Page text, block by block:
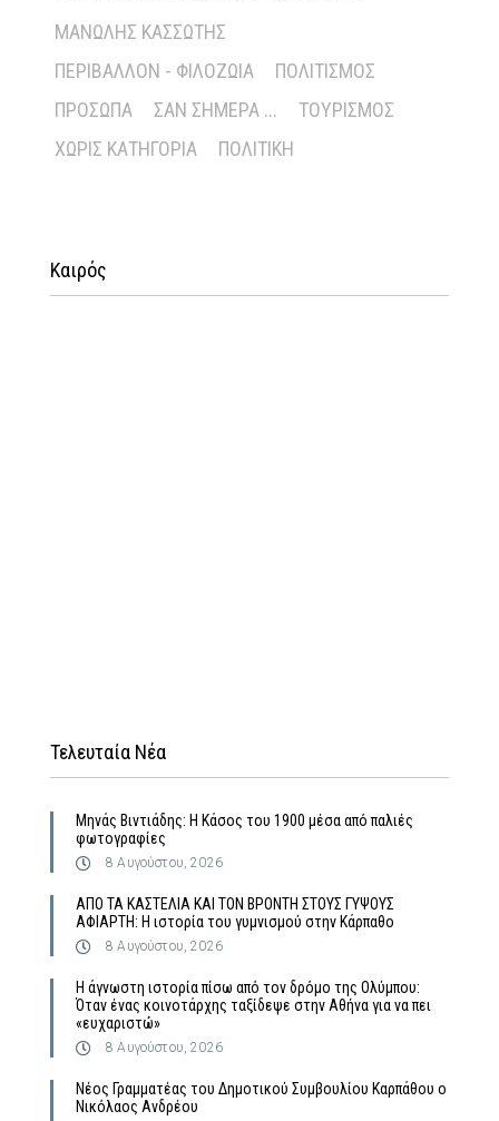
ΜΑΝΏΛΗΣ ΚΑΣΣΏΤΗΣ
ΠΕΡΙΒΆΛΛΟΝ - ΦΙΛΟΖΩΊΑ
ΠΟΛΙΤΙΣΜΌΣ
ΠΡΌΣΩΠΑ
ΣΑΝ ΣΉΜΕΡΑ ...
ΤΟΥΡΙΣΜΌΣ
ΧΩΡΊΣ ΚΑΤΗΓΟΡΊΑ
ΠΟΛΙΤΙΚΉ
Καιρός
Τελευταία Νέα
Μηνάς Βιντιάδης: Η Κάσος του 1900 μέσα από παλιές
φωτογραφίες
8 Αυγούστου, 2026
ΑΠΟ ΤΑ ΚΑΣΤΕΛΙΑ ΚΑΙ ΤΟΝ ΒΡΟΝΤΗ ΣΤΟΥΣ ΓΥΨΟΥΣ
ΑΦΙΑΡΤΗ: Η ιστορία του γυμνισμού στην Κάρπαθο
8 Αυγούστου, 2026
Η άγνωστη ιστορία πίσω από τον δρόμο της Ολύμπου:
Όταν ένας κοινοτάρχης ταξίδεψε στην Αθήνα για να πει
«ευχαριστώ»
8 Αυγούστου, 2026
Νέος Γραμματέας του Δημοτικού Συμβουλίου Καρπάθου ο
Νικόλαος Ανδρέου